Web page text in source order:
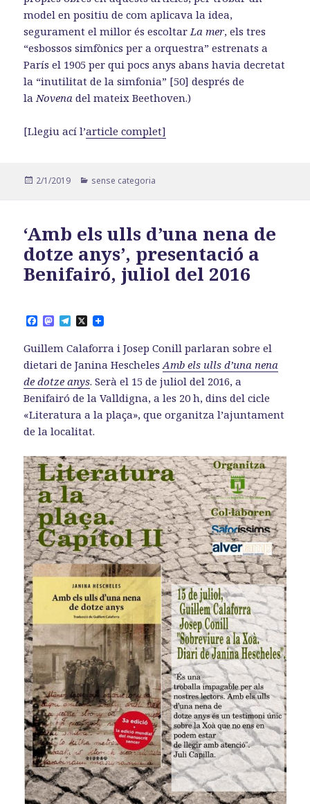
model en positiu de com aplicava la idea,
segurament el millor és escoltar La mer, els tres
“esbossos simfònics per a orquestra” estrenats a
París el 1905 per qui pocs anys abans havia decretat
la “inutilitat de la simfonia” [50] després de
la Novena del mateix Beethoven.)
[Llegiu ací l’article complet]
Publicat
2/1/2019 Categories
sense categoria
‘Amb els ulls d’una nena de
dotze anys’, presentació a
Benifairó, juliol del 2016
F
c
e
b
o
o
k
M
s
t
o
d
o
n
T
l
e
g
r
a
m
X
Guillem Calaforra i Josep Conill parlaran sobre el
dietari de Janina HeschelesAmb els ulls d’una nena
de dotze anys. Serà el 15 de juliol del 2016, a
Benifairó de la Valldigna, a les 20 h, dins del cicle
«Literatura a la plaça», que organitza l’ajuntament
de la localitat.